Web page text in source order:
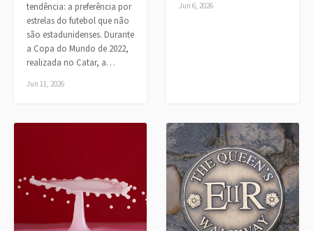
tendência: a preferência por
estrelas do futebol que não
são estadunidenses. Durante
a Copa do Mundo de 2022,
realizada no Catar, a…
Jun 11, 2026
Jun 6, 2026